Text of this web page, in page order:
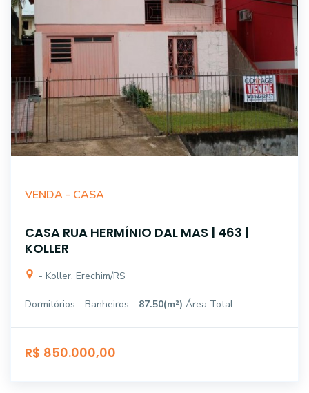
VENDA - CASA
CASA RUA HERMÍNIO DAL MAS | 463 |
KOLLER
- Koller, Erechim/RS
Dormitórios Banheiros 87.50(m²) Área Total
R$ 850.000,00